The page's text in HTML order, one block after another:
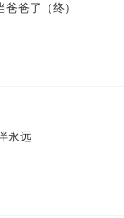
爸了（终）
永远